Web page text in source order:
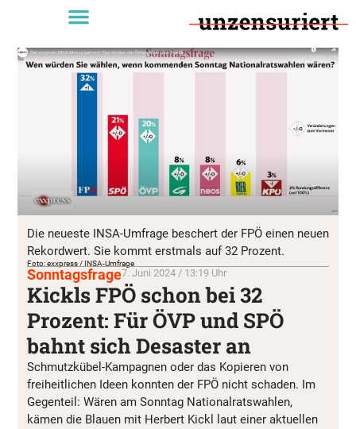
Die neueste INSA-Umfrage beschert der FPÖ einen neuen
Rekordwert. Sie kommt erstmals auf 32 Prozent.
Foto: exxpress / INSA-Umfrage
Sonntagsfrage7. Juni 2024 / 13:19 Uhr
Kickls FPÖ schon bei 32
Prozent: Für ÖVP und SPÖ
bahnt sich Desaster an
Schmutzkübel-Kampagnen oder das Kopieren von
freiheitlichen Ideen konnten der FPÖ nicht schaden. Im
Gegenteil: Wären am Sonntag Nationalratswahlen,
kämen die Blauen mit Herbert Kickl laut einer aktuellen